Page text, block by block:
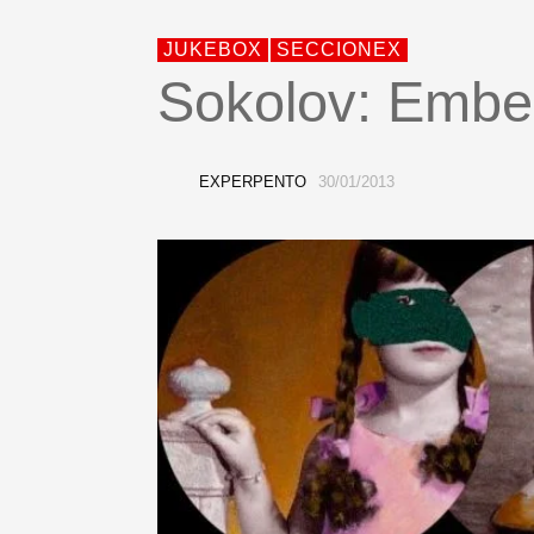
JUKEBOX SECCIONEX
Sokolov:
EXPERPENTO 30/01/2013